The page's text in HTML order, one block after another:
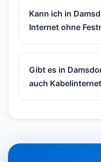
Kann ich in
Internet ohne
Gibt es in
auch